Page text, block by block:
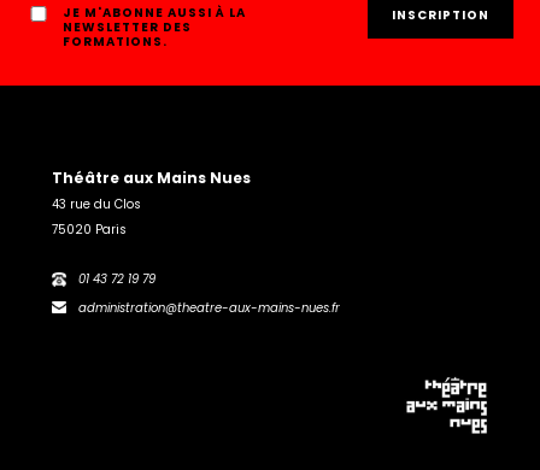
JE M'ABONNE AUSSI À LA
NEWSLETTER DES
FORMATIONS.
Théâtre aux Mains Nues
43 rue du Clos
75020 Paris
01 43 72 19 79
administration@theatre-aux-mains-nues.fr